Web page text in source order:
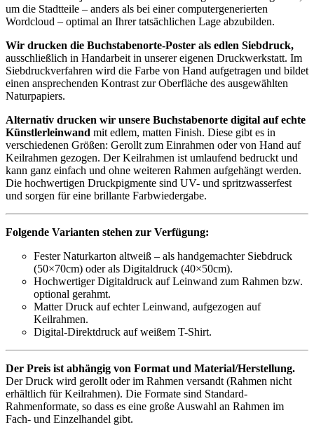
um die Stadtteile – anders als bei einer computergenerierten
Wordcloud – optimal an Ihrer tatsächlichen Lage abzubilden.
Wir drucken die Buchstabenorte-Poster als edlen Siebdruck,
ausschließlich in Handarbeit in unserer eigenen Druckwerkstatt. Im
Siebdruckverfahren wird die Farbe von Hand aufgetragen und bildet
einen ansprechenden Kontrast zur Oberfläche des ausgewählten
Naturpapiers.
Alternativ drucken wir unsere Buchstabenorte digital auf echte
Künstlerleinwand mit edlem, matten Finish. Diese gibt es in
verschiedenen Größen: Gerollt zum Einrahmen oder von Hand auf
Keilrahmen gezogen. Der Keilrahmen ist umlaufend bedruckt und
kann ganz einfach und ohne weiteren Rahmen aufgehängt werden.
Die hochwertigen Druckpigmente sind UV- und spritzwasserfest
und sorgen für eine brillante Farbwiedergabe.
Folgende Varianten stehen zur Verfügung:
Fester Naturkarton altweiß – als handgemachter Siebdruck
(50×70cm) oder als Digitaldruck (40×50cm).
Hochwertiger Digitaldruck auf Leinwand zum Rahmen bzw.
optional gerahmt.
Matter Druck auf echter Leinwand, aufgezogen auf
Keilrahmen.
Digital-Direktdruck auf weißem T-Shirt.
Der Preis ist abhängig von Format und Material/Herstellung.
Der Druck wird gerollt oder im Rahmen versandt (Rahmen nicht
erhältlich für Keilrahmen). Die Formate sind Standard-
Rahmenformate, so dass es eine große Auswahl an Rahmen im
Fach- und Einzelhandel gibt.